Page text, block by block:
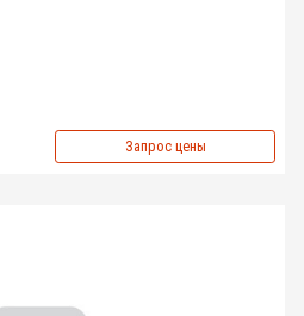
Запрос цены